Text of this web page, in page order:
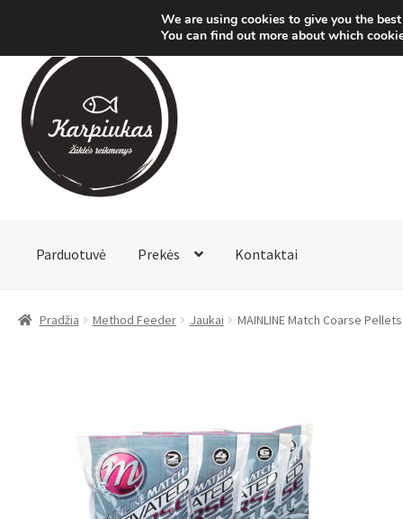
prie
meniu
prie
turinio
Parduotuvė Prekės Kontaktai
Pradžia Method Feeder Jaukai MAINLINE Match Coarse
We are using cookies to give you the
You can find out more about which